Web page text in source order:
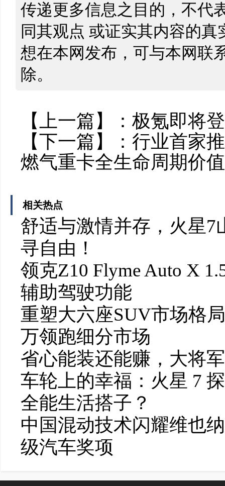
传递更多信息之目的，不代
同其观点 或证实其内容的
想在本网发布，可与本网联
除。
【上一篇】： 极氪即将
【下一篇】： 行业首家
燃气重卡全生命周期价
相关热点
舒适与激情并存，火星
寻自由！
领克Z10 Flyme Auto X
辅助驾驶功能
重塑大六座SUV市场格
万领跑细分市场
省心能装还能赚，大将
车轮上的幸福：火星 7
全能生活搭子？
中国混动技术闪耀维也
级汽车奖项